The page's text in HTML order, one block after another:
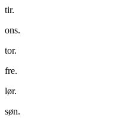
tir.
ons.
tor.
fre.
lør.
søn.